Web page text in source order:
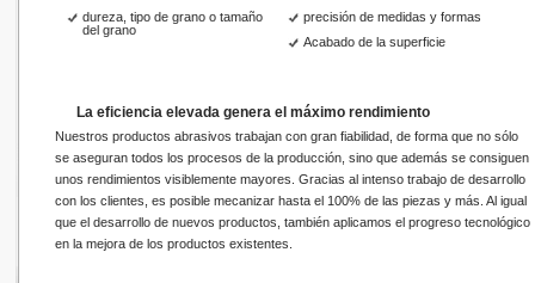
dureza, tipo de grano o tamaño
del grano
precisión de medidas y formas
Acabado de la superficie
La eficiencia elevada genera el máximo rendimiento
Nuestros productos abrasivos trabajan con gran fiabilidad, de forma que no sólo
se aseguran todos los procesos de la producción, sino que además se consiguen
unos rendimientos visiblemente mayores. Gracias al intenso trabajo de desarrollo
con los clientes, es posible mecanizar hasta el 100% de las piezas y más. Al igual
que el desarrollo de nuevos productos, también aplicamos el progreso tecnológico
en la mejora de los productos existentes.